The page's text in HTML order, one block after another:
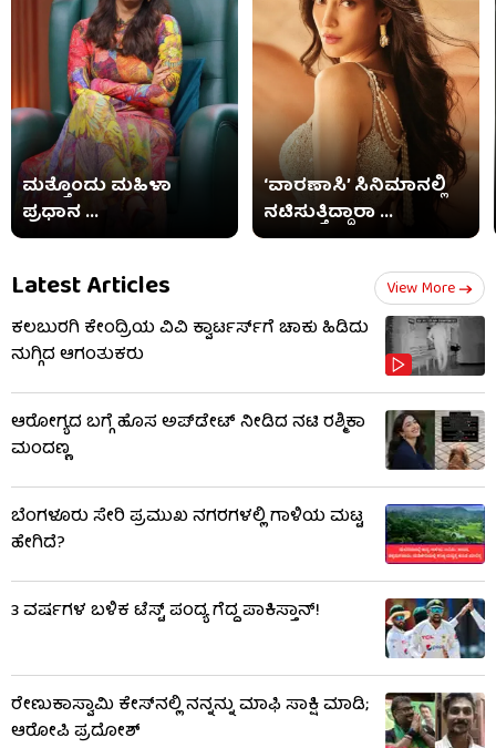
ಮತ್ತೊಂದು ಮಹಿಳಾ
ಪ್ರಧಾನ ...
‘ವಾರಣಾಸಿ’ ಸಿನಿಮಾನಲ್ಲಿ
ನಟಿಸುತ್ತಿದ್ದಾರಾ ...
Latest Articles View More
ಕಲಬುರಗಿ ಕೇಂದ್ರಿಯ ವಿವಿ ಕ್ವಾರ್ಟರ್ಸ್‌ಗೆ ಚಾಕು ಹಿಡಿದು
ನುಗ್ಗಿದ ಆಗಂತುಕರು
ಆರೋಗ್ಯದ ಬಗ್ಗೆ ಹೊಸ ಅಪ್​​​ಡೇಟ್​ ನೀಡಿದ ನಟಿ ರಶ್ಮಿಕಾ
ಮಂದಣ್ಣ
ಬೆಂಗಳೂರು ಸೇರಿ ಪ್ರಮುಖ ನಗರಗಳಲ್ಲಿ ಗಾಳಿಯ ಮಟ್ಟ
ಹೇಗಿದೆ?
3 ವರ್ಷಗಳ ಬಳಿಕ ಟೆಸ್ಟ್ ಪಂದ್ಯ ಗೆದ್ದ ಪಾಕಿಸ್ತಾನ್!
ರೇಣುಕಾಸ್ವಾಮಿ ಕೇಸ್​​ನಲ್ಲಿ ನನ್ನನ್ನು ಮಾಫಿ ಸಾಕ್ಷಿ ಮಾಡಿ;
ಆರೋಪಿ ಪ್ರದೋಶ್